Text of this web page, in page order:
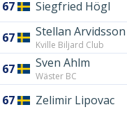
67 Siegfried Högl
67 Stellan Arvidsson
Kville Biljard Club
67 Sven Ahlm
Wäster BC
67 Zelimir Lipovac